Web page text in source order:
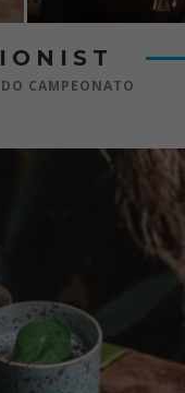
CAMPEONATO